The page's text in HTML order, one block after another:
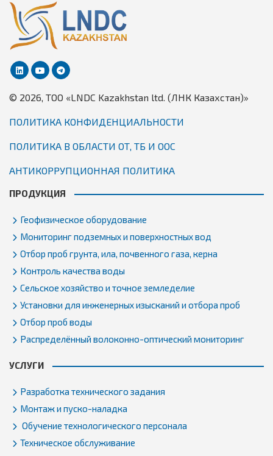
© 2026, TОО «LNDC Kazakhstan ltd. (ЛНК Казахстан)»
ПОЛИТИКА КОНФИДЕНЦИАЛЬНОСТИ
ПОЛИТИКА В ОБЛАСТИ ОТ, ТБ И ООС
АНТИКОРРУПЦИОННАЯ ПОЛИТИКА
ПРОДУКЦИЯ
Геофизическое оборудование
Мониторинг подземных и поверхностных вод
Отбор проб грунта, ила, почвенного газа, керна
Контроль качества воды
Сельское хозяйство и точное земледелие
Установки для инженерных изысканий и отбора проб
Отбор проб воды
Распределённый волоконно-оптический мониторинг
УСЛУГИ
Разработка технического задания
Монтаж и пуско-наладка
Обучение технологического персонала
Техническое обслуживание